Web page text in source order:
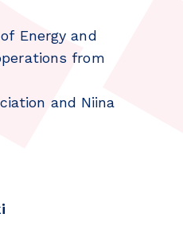
Energy and
from
and Niina